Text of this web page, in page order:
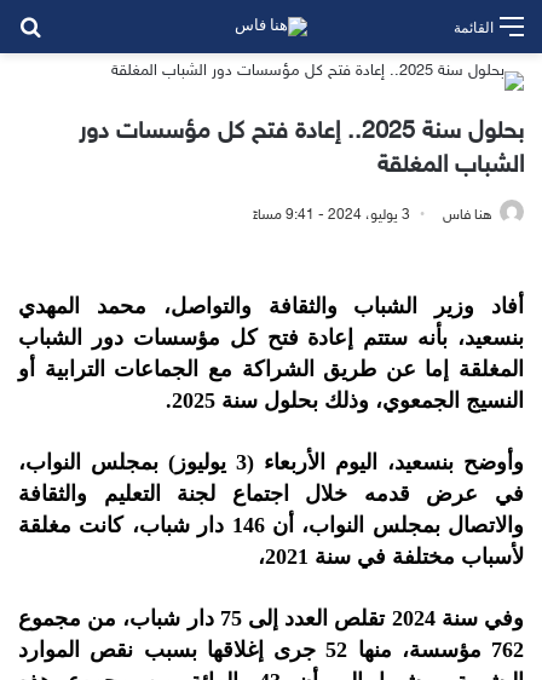
القائمة
بحلول سنة 2025.. إعادة فتح كل مؤسسات دور
الشباب المغلقة
هنا فاس 3 يوليو، 2024 - 9:41 مساءً
أفاد وزير الشباب والثقافة والتواصل، محمد المهدي
بنسعيد، بأنه ستتم إعادة فتح كل مؤسسات دور الشباب
المغلقة إما عن طريق الشراكة مع الجماعات الترابية أو
النسيج الجمعوي، وذلك بحلول سنة 2025.
وأوضح بنسعيد، اليوم الأربعاء (3 يوليوز) بمجلس النواب،
في عرض قدمه خلال اجتماع لجنة التعليم والثقافة
والاتصال بمجلس النواب، أن 146 دار شباب، كانت مغلقة
لأسباب مختلفة في سنة 2021،
وفي سنة 2024 تقلص العدد إلى 75 دار شباب، من مجموع
762 مؤسسة، منها 52 جرى إغلاقها بسبب نقص الموارد